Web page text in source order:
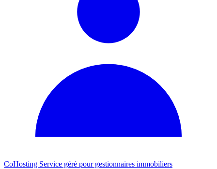
CoHosting Service géré pour gestionnaires immobiliers